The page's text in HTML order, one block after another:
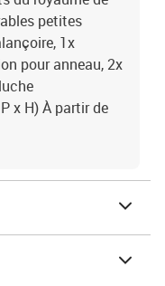
petites
1x
pour anneau, 2x
x H) À partir de